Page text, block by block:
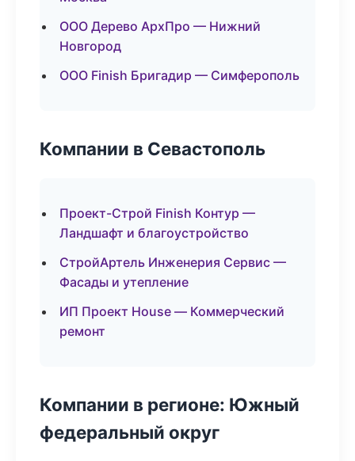
ООО Дерево АрхПро — Нижний
Новгород
ООО Finish Бригадир — Симферополь
Компании в Севастополь
Проект-Строй Finish Контур —
Ландшафт и благоустройство
СтройАртель Инженерия Сервис —
Фасады и утепление
ИП Проект House — Коммерческий
ремонт
Компании в регионе: Южный
федеральный округ